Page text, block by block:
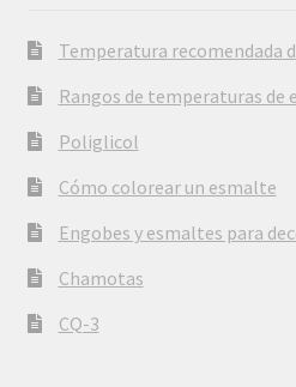
Temperatura recomendada
Rangos de temperaturas de
Poliglicol
Cómo colorear un esmalte
Engobes y esmaltes para
Chamotas
CQ-3